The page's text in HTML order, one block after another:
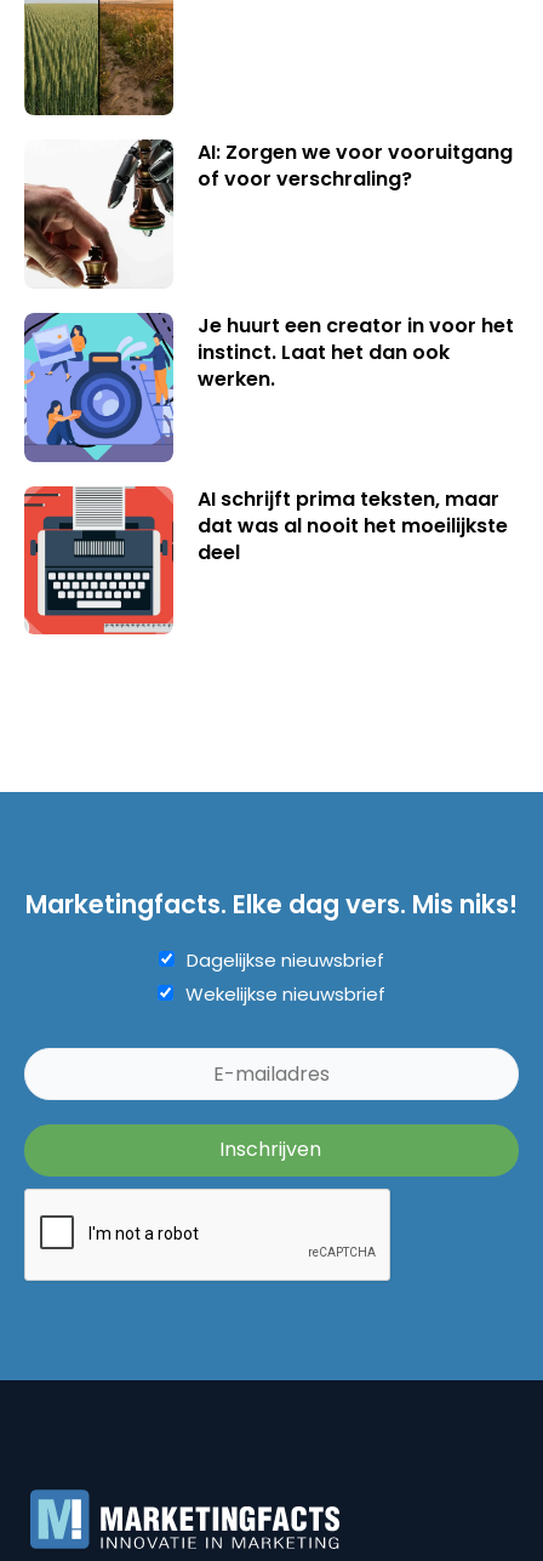
AI: Zorgen we voor vooruitgang
of voor verschraling?
Je huurt een creator in voor het
instinct. Laat het dan ook
werken.
AI schrijft prima teksten, maar
dat was al nooit het moeilijkste
deel
Marketingfacts. Elke dag vers. Mis niks!
Dagelijkse nieuwsbrief
Wekelijkse nieuwsbrief